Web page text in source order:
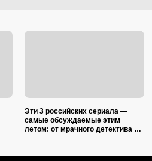
Эти 3 российских сериала —
самые обсуждаемые этим
летом: от мрачного детектива до